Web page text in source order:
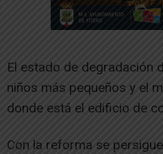
El estado de degradación
niños más pequeños y el
donde está el edificio de
Con la reforma se